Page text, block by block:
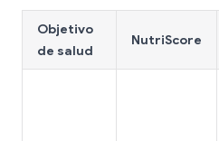
Objetivo
de salud
NutriScore